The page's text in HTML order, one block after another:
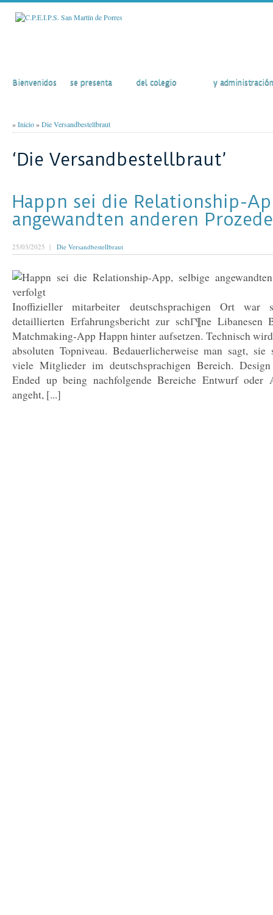
Bienvenidos se presenta del colegio y administración
»Inicio»Die Versandbestellbraut
‘Die Versandbestellbraut’
Happn sei die Relationship-
angewandten anderen
25/03/2025 | Die Versandbestellbraut
Inoffizieller mitarbeiter deutschsprachigen Ort war
detaillierten Erfahrungsbericht zur schГ¶ne Libanesen
Matchmaking-App Happn hinter aufsetzen. Technisch
absoluten Topniveau. Bedauerlicherweise man sagt,
viele Mitglieder im deutschsprachigen Bereich.
Ended up being nachfolgende Bereiche Entwurf oder
angeht, [...]